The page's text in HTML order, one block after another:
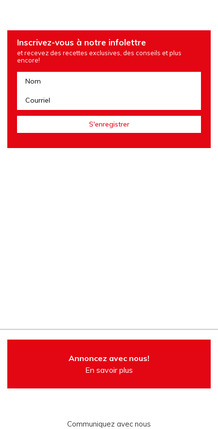
Inscrivez-vous à notre infolettre
et recevez des recettes exclusives, des conseils et plus
encore!
Annoncez avec nous!
En savoir plus
Communiquez avec nous